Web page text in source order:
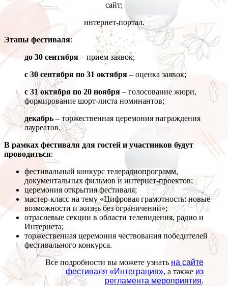
сайт;
интернет-портал.
Этапы фестиваля:
до 30 сентября – прием заявок;
с 30 сентября по 31 октября – оценка заявок;
с 31 октября по 20 ноября – голосование жюри,
формирование шорт-листа номинантов;
декабрь – торжественная церемония награждения
лауреатов.
В рамках фестиваля для гостей и участников будут
проводиться:
фестивальный конкурс телерадиопрограмм,
документальных фильмов и интернет-проектов;
церемония открытия фестиваля;
мастер-класс на тему «Цифровая грамотность: новые
возможности и жизнь без ограничений»;
отраслевые секции в области телевидения, радио и
Интернета;
торжественная церемония чествования победителей
фестивального конкурса.
Все подробности вы можете узнать на сайте
фестиваля «Интеграция», а также из
регламента мероприятия.